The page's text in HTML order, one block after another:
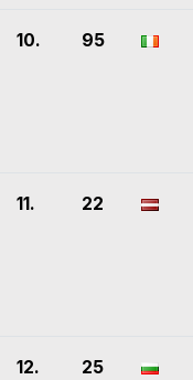
10. 95
11. 22
12. 25